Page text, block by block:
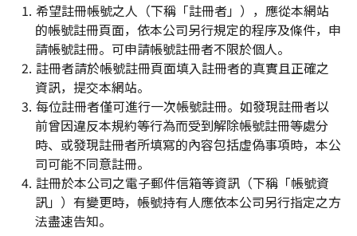
希望註冊帳號之人（下稱「註冊者」），應從本網站
的帳號註冊頁面，依本公司另行規定的程序及條件，申
請帳號註冊。可申請帳號註冊者不限於個人。
註冊者請於帳號註冊頁面填入註冊者的真實且正確之
資訊，提交本網站。
每位註冊者僅可進行一次帳號註冊。如發現註冊者以
前曾因違反本規約等行為而受到解除帳號註冊等處分
時、或發現註冊者所填寫的內容包括虛偽事項時，本公
司可能不同意註冊。
註冊於本公司之電子郵件信箱等資訊（下稱「帳號資
訊」）有變更時，帳號持有人應依本公司另行指定之方
法盡速告知。